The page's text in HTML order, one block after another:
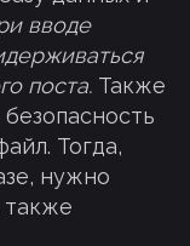
вводе
поста. Также
Тогда,
нужно
также